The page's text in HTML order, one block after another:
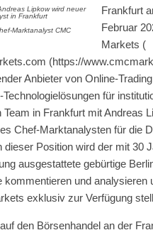
Marktanalyst CMC
Frankfurt
Februar
Markets (
(https://
Anbieter von Online-
für
in Frankfurt mit Andreas
Chef-Marktanalysten für die
dieser Position wird der mit 30
ausgestattete gebürtige
kommentieren und analysieren
exklusiv zur Verfügung
den Börsenhandel an der